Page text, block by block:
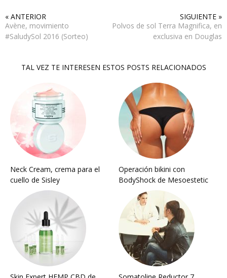
« ANTERIOR
Avène, movimiento
#SaludySol 2016 (Sorteo)
SIGUIENTE »
Polvos de sol Terra Magnifica, en
exclusiva en Douglas
TAL VEZ TE INTERESEN ESTOS POSTS RELACIONADOS
Neck Cream, crema para el
cuello de Sisley
Operación bikini con
BodyShock de Mesoestetic